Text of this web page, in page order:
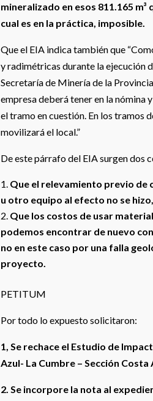
mineralizado en esos 811.165
cual es en la práctica, imposible.
Que el EIA indica también que
y radimétricas durante la ejecución
Secretaría de Minería de la
empresa deberá tener en la nómina
el tramo en cuestión. En los tramos
movilizará el local.”
De este párrafo del EIA surgen dos
Que el relevamiento previo de
u otro equipo al efecto no se
Que los costos de usar
podemos encontrar de nuevo
no en este caso por una falla
proyecto.
PETITUM
Por todo lo expuesto solicitaron:
1, Se rechace el Estudio de
Azul- La Cumbre – Sección
2. Se incorpore la nota al